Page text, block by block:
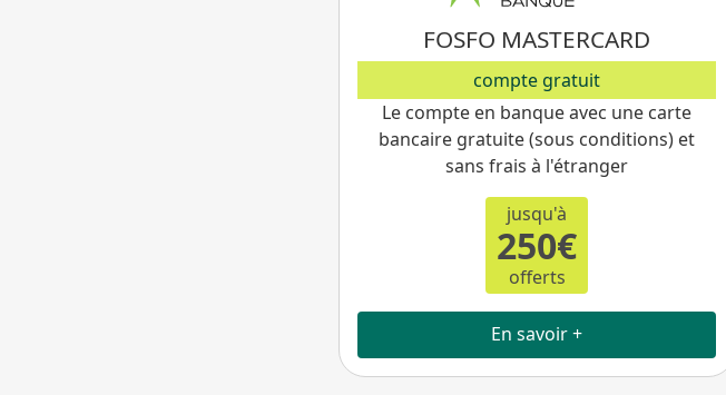
FOSFO MASTERCARD
compte gratuit
Le compte en banque avec une carte
bancaire gratuite (sous conditions) et
sans frais à l'étranger
jusqu'à
250€
offerts
En savoir +